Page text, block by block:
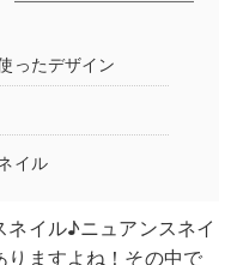
ったデザイン
イル
イル♪ニュアンスネイ
りますよね！その中で